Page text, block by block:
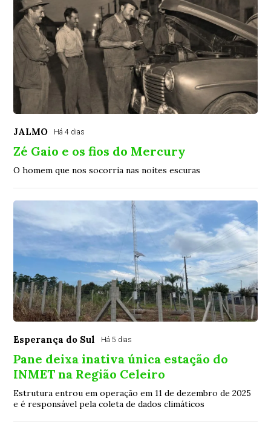
JALMO Há 4 dias
Zé Gaio e os fios do Mercury
O homem que nos socorria nas noites escuras
Esperança do Sul Há 5 dias
Pane deixa inativa única estação do
INMET na Região Celeiro
Estrutura entrou em operação em 11 de dezembro de 2025
e é responsável pela coleta de dados climáticos